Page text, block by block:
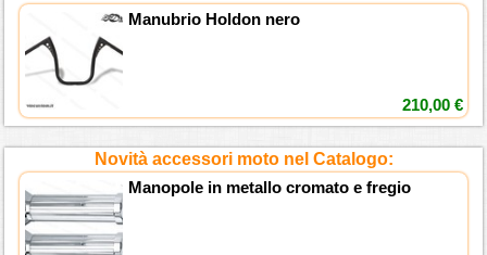
Manubrio Holdon nero
210,00 €
Novità accessori moto nel Catalogo:
Manopole in metallo cromato e fregio